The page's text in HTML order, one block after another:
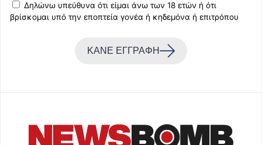
Δηλώνω υπεύθυνα ότι είμαι άνω των 18 ετών ή ότι
βρίσκομαι υπό την εποπτεία γονέα ή κηδεμόνα ή επιτρόπου
ΚΑΝΕ ΕΓΓΡΑΦΗ